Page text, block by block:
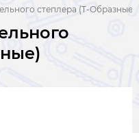
степлера (T-Образные)